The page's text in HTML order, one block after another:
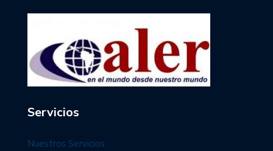
Servicios
Nuestros Servicios